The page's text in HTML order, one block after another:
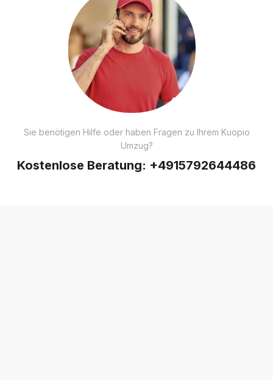
Sie benötigen Hilfe oder haben Fragen zu Ihrem Kuopio
Umzug?
Kostenlose Beratung: +4915792644486